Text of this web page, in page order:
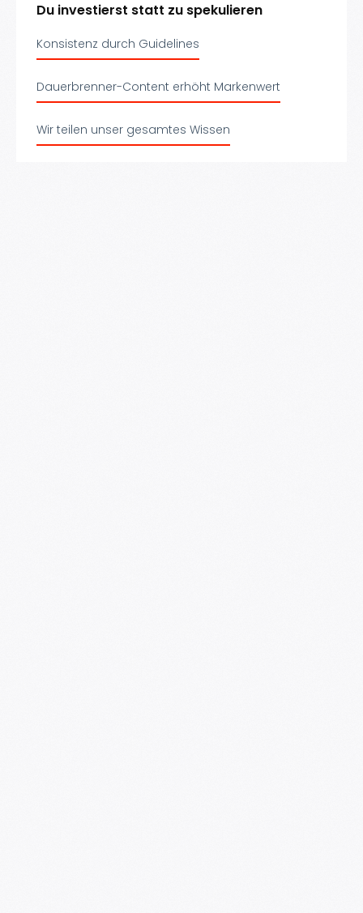
Du investierst statt zu spekulieren
Konsistenz durch Guidelines
Dauerbrenner-Content erhöht Markenwert
Wir teilen unser gesamtes Wissen